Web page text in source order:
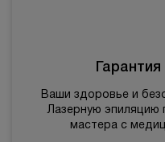
Ваши здоровье и
Лазерную эпиляцию
мастера с